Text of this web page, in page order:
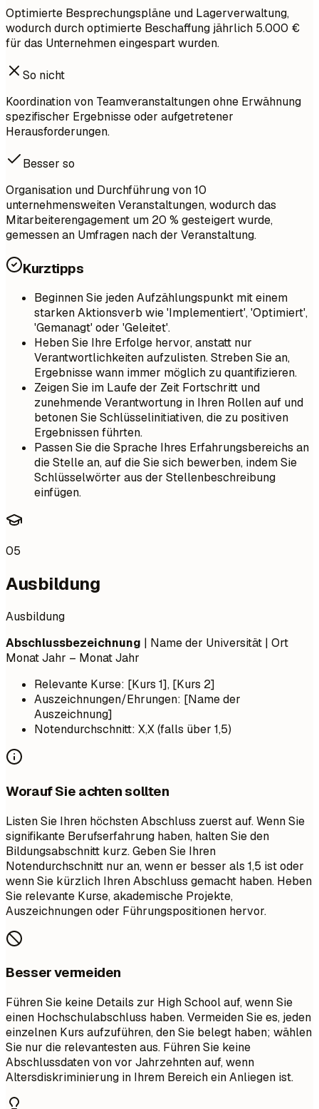
Optimierte Besprechungspläne und Lagerverwaltung,
wodurch durch optimierte Beschaffung jährlich 5.000 €
für das Unternehmen eingespart wurden.
So nicht
Koordination von Teamveranstaltungen ohne Erwähnung
spezifischer Ergebnisse oder aufgetretener
Herausforderungen.
Besser so
Organisation und Durchführung von 10
unternehmensweiten Veranstaltungen, wodurch das
Mitarbeiterengagement um 20 % gesteigert wurde,
gemessen an Umfragen nach der Veranstaltung.
Kurztipps
Beginnen Sie jeden Aufzählungspunkt mit einem
starken Aktionsverb wie 'Implementiert', 'Optimiert',
'Gemanagt' oder 'Geleitet'.
Heben Sie Ihre Erfolge hervor, anstatt nur
Verantwortlichkeiten aufzulisten. Streben Sie an,
Ergebnisse wann immer möglich zu quantifizieren.
Zeigen Sie im Laufe der Zeit Fortschritt und
zunehmende Verantwortung in Ihren Rollen auf und
betonen Sie Schlüsselinitiativen, die zu positiven
Ergebnissen führten.
Passen Sie die Sprache Ihres Erfahrungsbereichs an
die Stelle an, auf die Sie sich bewerben, indem Sie
Schlüsselwörter aus der Stellenbeschreibung
einfügen.
05
Ausbildung
Ausbildung
Abschlussbezeichnung | Name der Universität | Ort
Monat Jahr – Monat Jahr
Relevante Kurse: [Kurs 1], [Kurs 2]
Auszeichnungen/Ehrungen: [Name der
Auszeichnung]
Notendurchschnitt: X,X (falls über 1,5)
Worauf Sie achten sollten
Listen Sie Ihren höchsten Abschluss zuerst auf. Wenn Sie
signifikante Berufserfahrung haben, halten Sie den
Bildungsabschnitt kurz. Geben Sie Ihren
Notendurchschnitt nur an, wenn er besser als 1,5 ist oder
wenn Sie kürzlich Ihren Abschluss gemacht haben. Heben
Sie relevante Kurse, akademische Projekte,
Auszeichnungen oder Führungspositionen hervor.
Besser vermeiden
Führen Sie keine Details zur High School auf, wenn Sie
einen Hochschulabschluss haben. Vermeiden Sie es, jeden
einzelnen Kurs aufzuführen, den Sie belegt haben; wählen
Sie nur die relevantesten aus. Führen Sie keine
Abschlussdaten von vor Jahrzehnten auf, wenn
Altersdiskriminierung in Ihrem Bereich ein Anliegen ist.